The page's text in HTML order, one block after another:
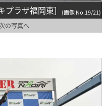
プラザ福岡東] (画像 No.19/21)
の写真へ